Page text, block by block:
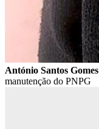
António Santos Gomes
manutenção do PNPG